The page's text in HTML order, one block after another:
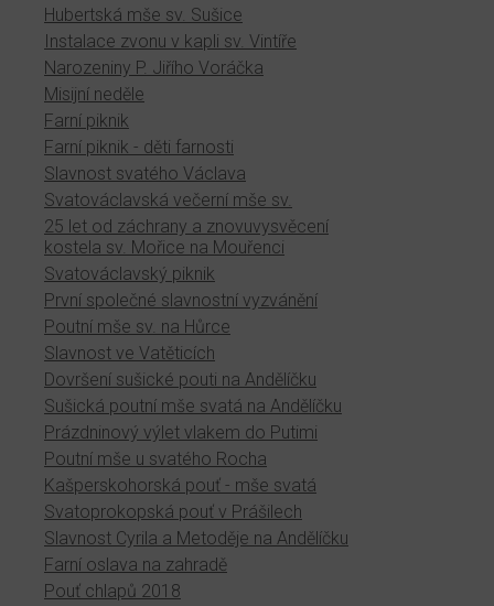
Hubertská mše sv. Sušice
Instalace zvonu v kapli sv. Vintíře
Narozeniny P. Jiřího Voráčka
Misijní neděle
Farní piknik
Farní piknik - děti farnosti
Slavnost svatého Václava
Svatováclavská večerní mše sv.
25 let od záchrany a znovuvysvěcení
kostela sv. Mořice na Mouřenci
Svatováclavský piknik
První společné slavnostní vyzvánění
Poutní mše sv. na Hůrce
Slavnost ve Vatěticích
Dovršení sušické pouti na Andělíčku
Sušická poutní mše svatá na Andělíčku
Prázdninový výlet vlakem do Putimi
Poutní mše u svatého Rocha
Kašperskohorská pouť - mše svatá
Svatoprokopská pouť v Prášilech
Slavnost Cyrila a Metoděje na Andělíčku
Farní oslava na zahradě
Pouť chlapů 2018